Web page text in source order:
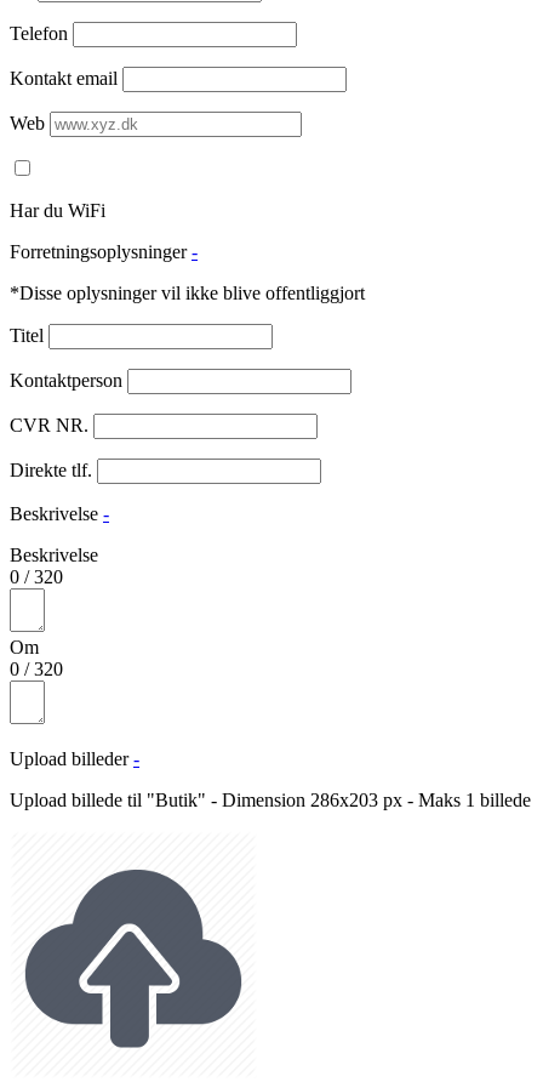
Telefon
Kontakt email
Web
Har du WiFi
Forretningsoplysninger -
*Disse oplysninger vil ikke blive offentliggjort
Titel
Kontaktperson
CVR NR.
Direkte tlf.
Beskrivelse -
Beskrivelse
0 /320
Om
0 /320
Upload billeder -
Upload billede til "Butik" - Dimension 286x203 px - Maks 1 billede